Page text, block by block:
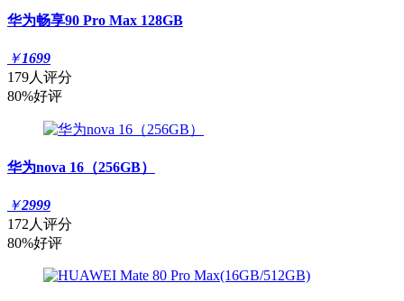
华为畅享90 Pro Max 128GB
￥1699
179人评分
80%好评
华为nova 16（256GB）
￥2999
172人评分
80%好评